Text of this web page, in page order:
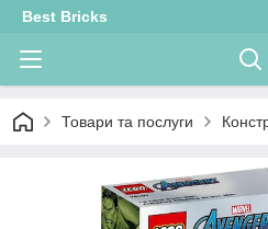
Best Bricks
Товари та послуги